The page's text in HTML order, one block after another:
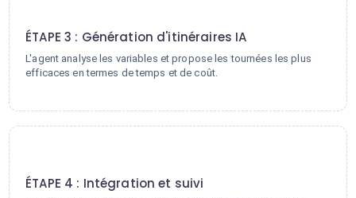
ÉTAPE 3 : Génération d'itinéraires IA
L'agent analyse les variables et propose les tournées les plus
efficaces en termes de temps et de coût.
ÉTAPE 4 : Intégration et suivi